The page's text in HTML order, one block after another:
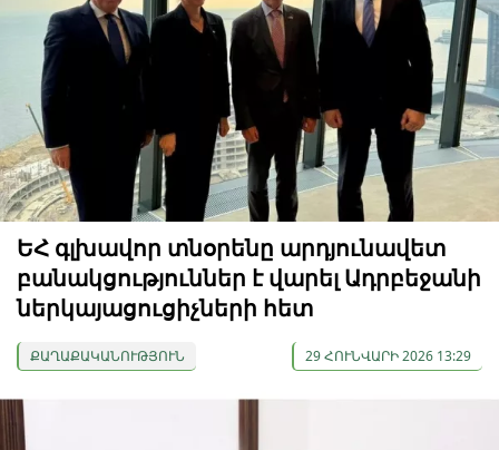
ԵՀ գլխավոր տնօրենը արդյունավետ
բանակցություններ է վարել Ադրբեջանի
ներկայացուցիչների հետ
ՔԱՂԱՔԱԿԱՆՈՒԹՅՈՒՆ 29 ՀՈՒՆՎԱՐԻ 2026 13:29